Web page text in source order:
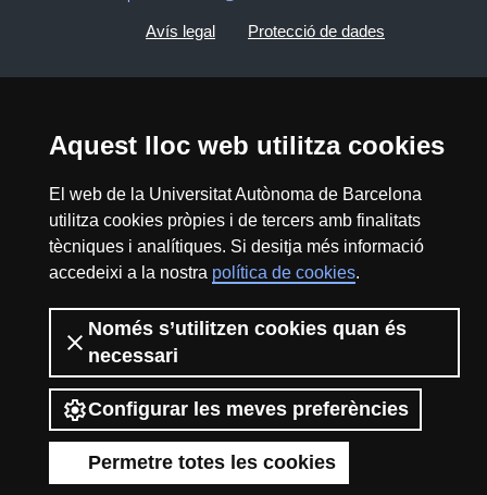
Aquest lloc web utilitza cookies
El web de la Universitat Autònoma de Barcelona
utilitza cookies pròpies i de tercers amb finalitats
tècniques i analítiques. Si desitja més informació
accedeixi a la nostra política de cookies.
Només s’utilitzen cookies quan és
necessari
Configurar les meves preferències
Permetre totes les cookies
Avís legal Protecció de dades
Mapa del web UAB
2026 Divulga UAB - Creative Commons
Reconeixement - No Comercial (CC BY NC) -
ISSN: 2014-6388